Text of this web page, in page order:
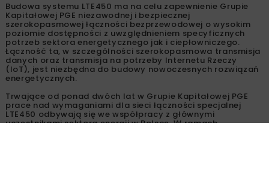
Budowa systemu LTE450 ma na celu zapewnienie Grupie
Kapitałowej PGE niezawodnej i bezpiecznej
szerokopasmowej łączności bezprzewodowej o wysokim
poziomie dostępności z uwzględnieniem specyficznych
potrzeb sektora energetycznego jak i ciepłowniczego.
Łączność ta, w szczególności szerokopasmowa transmisja
danych oraz transmisja na potrzeby Internetu Rzeczy
(IoT), jest niezbędna do budowy nowoczesnych rozwiązań
energetycznych.
Trwające od ponad dwóch lat w Grupie Kapitałowej PGE
prace nad wymaganiami dla sieci łączności specjalnej
LTE450 odbywają się we współpracy z głównymi
uczestnikami sektora energii w Polsce. W ramach